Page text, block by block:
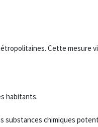
Cette mesure
habitants.
substances chimiques